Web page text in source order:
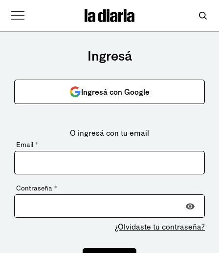
Ingresá
Ingresá con Google
O ingresá con tu email
Email *
Contraseña *
¿Olvidaste tu contraseña?